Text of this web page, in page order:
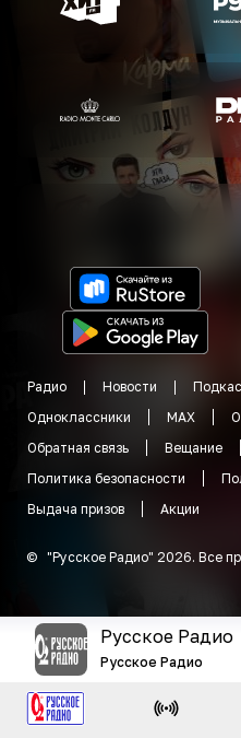
Радио Новости
Одноклассники
MAX
Обратная связь
Вещание
Политика безопасности
Выдача призов
Акции
© "Русское Радио" 2026. Все
Русское Радио
Русское Радио